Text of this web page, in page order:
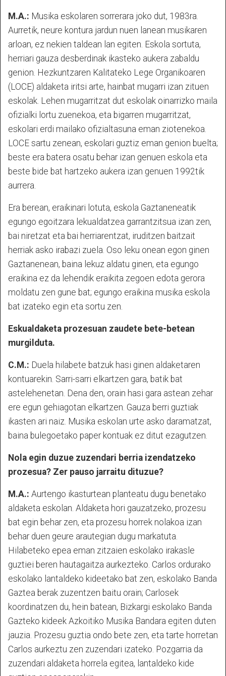
M.A.: Musika eskolaren sorrerara joko dut, 1983ra.
Aurretik, neure kontura jardun nuen lanean musikaren
arloan, ez nekien taldean lan egiten. Eskola sortuta,
herriari gauza desberdinak ikasteko aukera zabaldu
genion. Hezkuntzaren Kalitateko Lege Organikoaren
(LOCE) aldaketa iritsi arte, hainbat mugarri izan zituen
eskolak. Lehen mugarritzat dut eskolak oinarrizko maila
ofizialki lortu zuenekoa, eta bigarren mugarritzat,
eskolari erdi mailako ofizialtasuna eman ziotenekoa.
LOCE sartu zenean, eskolari guztiz eman genion buelta;
beste era batera osatu behar izan genuen eskola eta
beste bide bat hartzeko aukera izan genuen 1992tik
aurrera.
Era berean, eraikinari lotuta, eskola Gaztaneneatik
egungo egoitzara lekualdatzea garrantzitsua izan zen,
bai niretzat eta bai herriarentzat, iruditzen baitzait
herriak asko irabazi zuela. Oso leku onean egon ginen
Gaztanenean, baina lekuz aldatu ginen, eta egungo
eraikina ez da lehendik eraikita zegoen edota gerora
moldatu zen gune bat; egungo eraikina musika eskola
bat izateko egin eta sortu zen.
Eskualdaketa prozesuan zaudete bete-betean
murgilduta.
C.M.: Duela hilabete batzuk hasi ginen aldaketaren
kontuarekin. Sarri-sarri elkartzen gara, batik bat
astelehenetan. Dena den, orain hasi gara astean zehar
ere egun gehiagotan elkartzen. Gauza berri guztiak
ikasten ari naiz. Musika eskolan urte asko daramatzat,
baina bulegoetako paper kontuak ez ditut ezagutzen.
Nola egin duzue zuzendari berria izendatzeko
prozesua? Zer pauso jarraitu dituzue?
M.A.: Aurtengo ikasturtean planteatu dugu benetako
aldaketa eskolan. Aldaketa hori gauzatzeko, prozesu
bat egin behar zen, eta prozesu horrek nolakoa izan
behar duen geure arautegian dugu markatuta.
Hilabeteko epea eman zitzaien eskolako irakasle
guztiei beren hautagaitza aurkezteko. Carlos ordurako
eskolako lantaldeko kideetako bat zen, eskolako Banda
Gaztea berak zuzentzen baitu orain; Carlosek
koordinatzen du, hein batean, Bizkargi eskolako Banda
Gazteko kideek Azkoitiko Musika Bandara egiten duten
jauzia. Prozesu guztia ondo bete zen, eta tarte horretan
Carlos aurkeztu zen zuzendari izateko. Pozgarria da
zuzendari aldaketa horrela egitea, lantaldeko kide